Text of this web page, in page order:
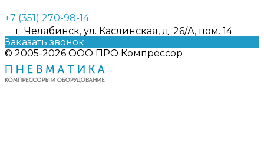
+7 (351) 270-98-14
г. Челябинск, ул. Каслинская, д. 26/А, пом. 14
Заказать звонок
© 2005-2026 ООО ПРО Компрессор